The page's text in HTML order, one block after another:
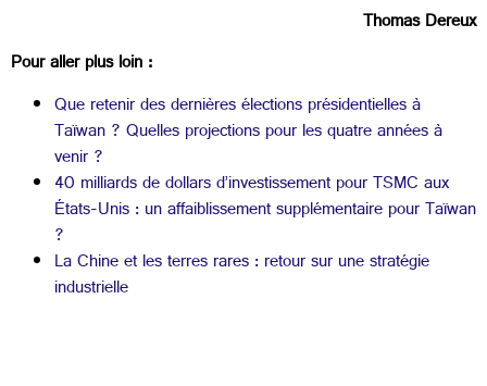
Thomas Dereux
Pour aller plus loin :
Que retenir des dernières élections présidentielles à
Taïwan ? Quelles projections pour les quatre années à
venir ?
40 milliards de dollars d’investissement pour TSMC aux
États-Unis : un affaiblissement supplémentaire pour Taïwan
?
La Chine et les terres rares : retour sur une stratégie
industrielle